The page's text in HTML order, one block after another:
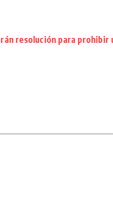
resolución para prohibir